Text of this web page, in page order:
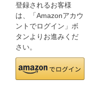
登録されるお客様
は、「Amazonアカウ
ントでログイン」ボ
タンよりお進みくだ
さい。